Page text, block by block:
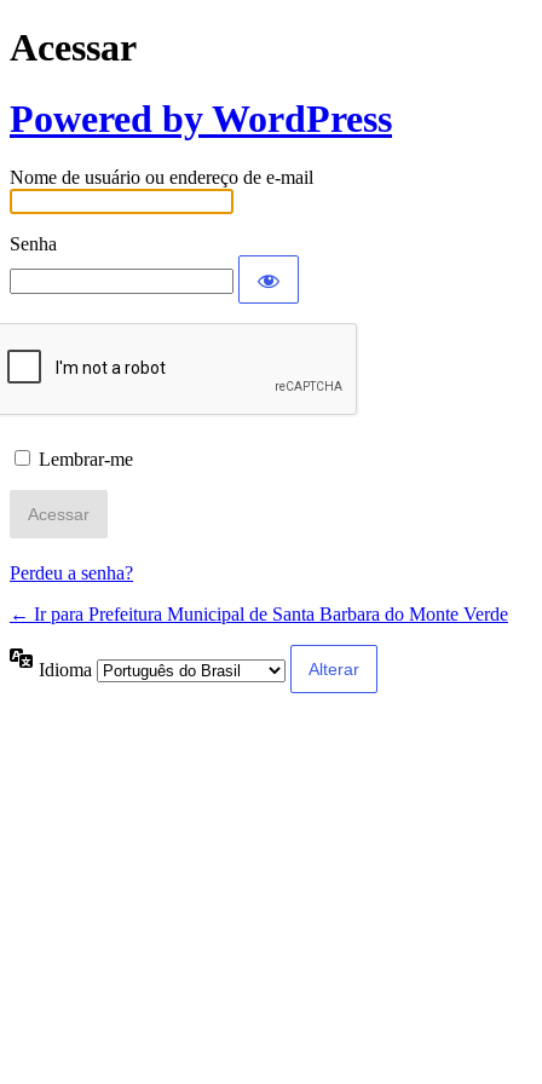
Acessar
Powered by WordPress
Nome de usuário ou endereço de e-mail
Senha
Lembrar-me
Perdeu a senha?
← Ir para Prefeitura Municipal de Santa Barbara do Monte Verde
Idioma